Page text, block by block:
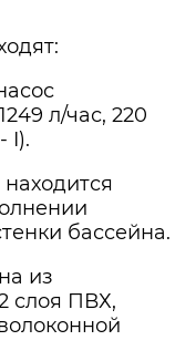
л/час, 220
I).
бассейна.
из
слоя ПВХ,